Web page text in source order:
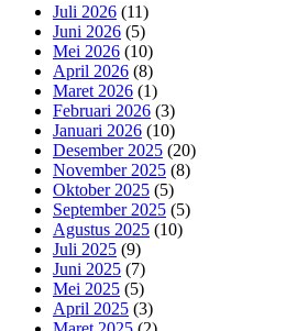
Juli 2026 (11)
Juni 2026 (5)
Mei 2026 (10)
April 2026 (8)
Maret 2026 (1)
Februari 2026 (3)
Januari 2026 (10)
Desember 2025 (20)
November 2025 (8)
Oktober 2025 (5)
September 2025 (5)
Agustus 2025 (10)
Juli 2025 (9)
Juni 2025 (7)
Mei 2025 (5)
April 2025 (3)